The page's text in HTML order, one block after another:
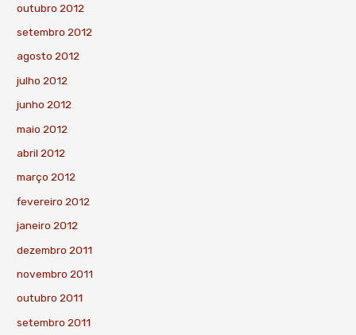
outubro 2012
setembro 2012
agosto 2012
julho 2012
junho 2012
maio 2012
abril 2012
março 2012
fevereiro 2012
janeiro 2012
dezembro 2011
novembro 2011
outubro 2011
setembro 2011